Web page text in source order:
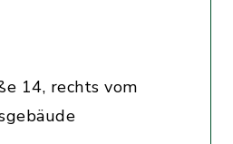
14, rechts vom